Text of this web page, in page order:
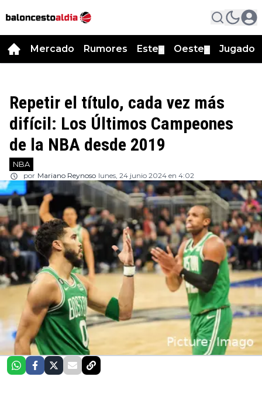
Mercado Rumores Este Oeste
Repetir el título, cada vez más
difícil: Los Últimos Campeones
de la NBA desde 2019
NBA
por Mariano Reynoso lunes, 24 junio 2024 en 4:02